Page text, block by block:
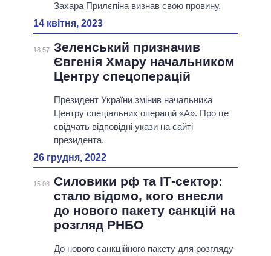
Захара Прилєпіна визнав свою провину.
14 квітня, 2023
18:57 Зеленський призначив
Євгенія Хмару начальником
Центру спецоперацій
Президент України змінив начальника
Центру спеціальних операцій «А». Про це
свідчать відповідні укази на сайті
президента.
26 грудня, 2022
15:03 Силовики рф та ІТ-сектор:
стало відомо, кого внесли
до нового пакету санкцій на
розгляд РНБО
До нового санкційного пакету для розгляду